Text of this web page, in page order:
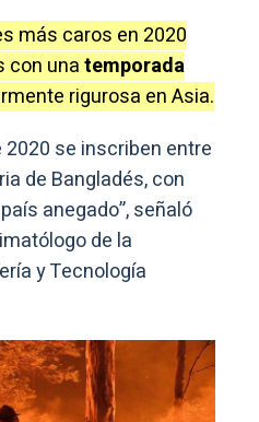
más caros en 2020
con unatemporada
rigurosa en Asia.
se inscriben entre
de Bangladés, con
anegado”, señaló
de la
y Tecnología